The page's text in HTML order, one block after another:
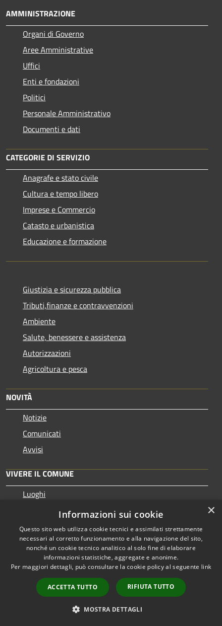
AMMINISTRAZIONE
Organi di Governo
Aree Amministrative
Uffici
Enti e fondazioni
Politici
Personale Amministrativo
Documenti e dati
CATEGORIE DI SERVIZIO
Anagrafe e stato civile
Cultura e tempo libero
Imprese e Commercio
Catasto e urbanistica
Educazione e formazione
Giustizia e sicurezza pubblica
Tributi,finanze e contravvenzioni
Ambiente
Salute, benessere e assistenza
Autorizzazioni
Agricoltura e pesca
NOVITÀ
Notizie
Comunicati
Avvisi
VIVERE IL COMUNE
Luoghi
CONTATTI
Corso Martiri della Libertà, 33 - 10073 Cirié (TO)
Telefono: 0119218111
Codice Fiscale: 83000390019
Partita IVA: 02084870019
PEC: protocollo@comune.cirie.to.legalmail.it
×
Informazioni sui cookie
Questo sito web utilizza cookie tecnici e assimilati strettamente
necessari al corretto funzionamento e alla navigazione del sito,
nonché un cookie tecnico analitico al solo fine di elaborare
informazioni statistiche, aggregate e anonime.
Per maggiori dettagli, può consultare la cookie policy al seguente link
ACCETTA TUTTO RIFIUTA TUTTO
MOSTRA DETTAGLI